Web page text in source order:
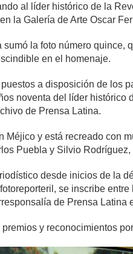
al líder histórico de la
la Galería de Arte Oscar
la foto número quince,
en el homenaje.
a disposición de los
noventa del líder
de Prensa Latina.
y está recreado con
Puebla y Silvio
desde inicios de la
se inscribe
de Prensa Latina
y reconocimientos